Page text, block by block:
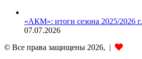
«АКМ»: итоги сезона 2025/2026 г.
07.07.2026
© Все права защищены 2026, |